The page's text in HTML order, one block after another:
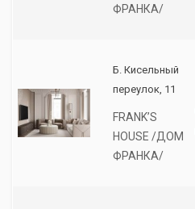
ФРАНКА/
Б. Кисельный
переулок, 11
FRANK’S
HOUSE /ДОМ
ФРАНКА/